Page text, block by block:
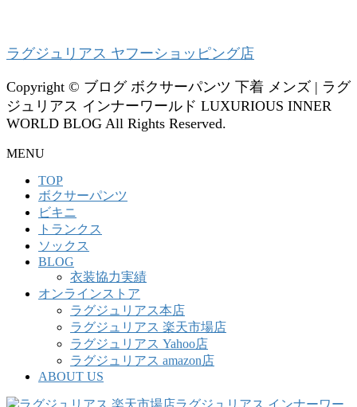
ラグジュリアス ヤフーショッピング店
Copyright © ブログ ボクサーパンツ 下着 メンズ | ラグ
ジュリアス インナーワールド LUXURIOUS INNER
WORLD BLOG All Rights Reserved.
MENU
TOP
ボクサーパンツ
ビキニ
トランクス
ソックス
BLOG
衣装協力実績
オンラインストア
ラグジュリアス本店
ラグジュリアス 楽天市場店
ラグジュリアス Yahoo店
ラグジュリアス amazon店
ABOUT US
ラグジュリアス インナーワー